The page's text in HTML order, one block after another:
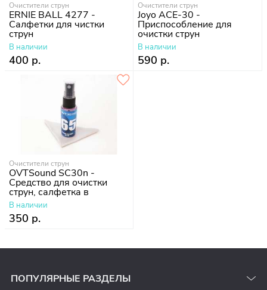
Очистители струн
ERNIE BALL 4277 -
Салфетки для чистки
струн
В наличии
400 р.
Очистители струн
Joyo ACE-30 -
Приспособление для
очистки струн
В наличии
590 р.
Очистители струн
OVTSound SC30n -
Средство для очистки
струн, салфетка в
комплекте
В наличии
350 р.
ПОПУЛЯРНЫЕ РАЗДЕЛЫ